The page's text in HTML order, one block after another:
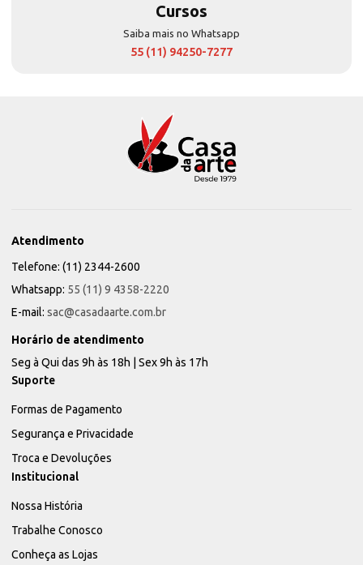
Cursos
Saiba mais no Whatsapp
55 (11) 94250-7277
Atendimento
Telefone: (11) 2344-2600
Whatsapp: 55 (11) 9 4358-2220
E-mail: sac@casadaarte.com.br
Horário de atendimento
Seg à Qui das 9h às 18h | Sex 9h às 17h
Suporte
Formas de Pagamento
Segurança e Privacidade
Troca e Devoluções
Institucional
Nossa História
Trabalhe Conosco
Conheça as Lojas